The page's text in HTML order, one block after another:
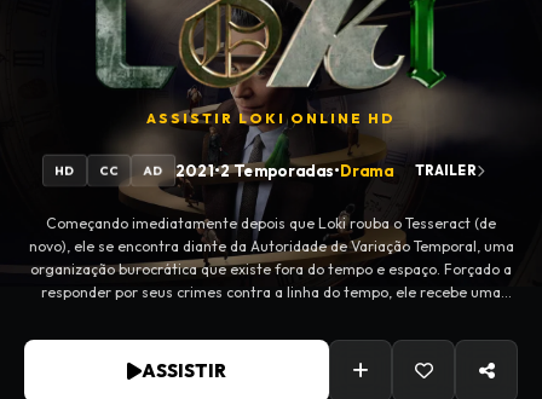
ASSISTIR LOKI ONLINE HD
HD CC AD 2021•2 Temporadas•Drama TRAILER
Começando imediatamente depois que Loki rouba o Tesseract (de
novo), ele se encontra diante da Autoridade de Variação Temporal, uma
organização burocrática que existe fora do tempo e espaço. Forçado a
responder por seus crimes contra a linha do tempo, ele recebe uma
ainda maior.
ASSISTIR